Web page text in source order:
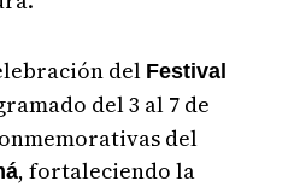
del Festival
del 3 al 7 de
del
, fortaleciendo la